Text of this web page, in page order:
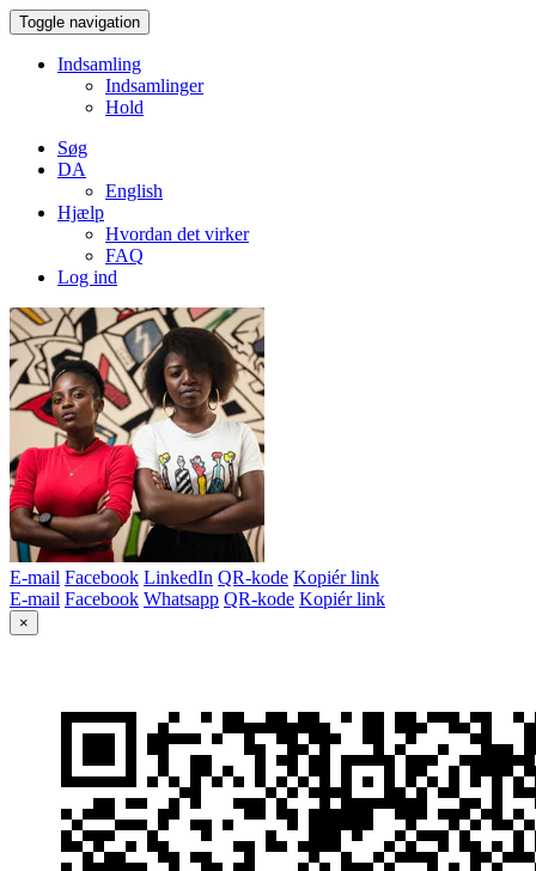
Toggle navigation
Indsamling
Indsamlinger
Hold
Søg
DA
English
Hjælp
Hvordan det virker
FAQ
Log ind
E-mail Facebook LinkedIn QR-kode Kopiér link
E-mail Facebook Whatsapp QR-kode Kopiér link
×